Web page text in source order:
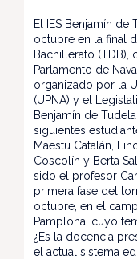
El IES Benjamín de
octubre en la final
Bachillerato (TDB),
Parlamento de
organizado por la
(UPNA) y el
Benjamín de
siguientes
Maestu Catalán,
Coscolín y Berta
sido el profesor
primera fase del
octubre, en el
Pamplona. cuyo
¿Es la docencia
el actual sistema